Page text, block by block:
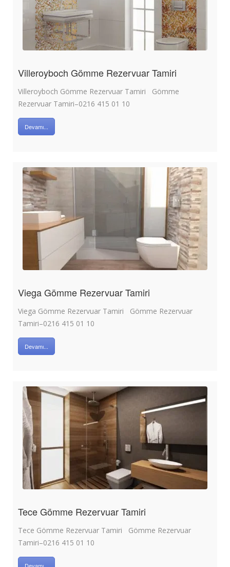
Villeroyboch Gömme Rezervuar Tamiri
Villeroyboch Gömme Rezervuar Tamiri Gömme
Rezervuar Tamiri–0216 415 01 10
Devamı...
Viega Gömme Rezervuar Tamiri
Viega Gömme Rezervuar Tamiri Gömme Rezervuar
Tamiri–0216 415 01 10
Devamı...
Tece Gömme Rezervuar Tamiri
Tece Gömme Rezervuar Tamiri Gömme Rezervuar
Tamiri–0216 415 01 10